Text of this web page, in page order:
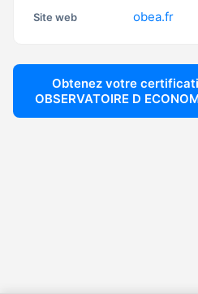
Site web obea.fr
Obtenez votre
OBSERVATOIRE D